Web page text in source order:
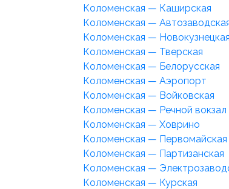
Коломенская — Каширская
Коломенская —
Коломенская — Новокузнецкая
Коломенская — Тверская
Коломенская — Белорусская
Коломенская — Аэропорт
Коломенская — Войковская
Коломенская — Речной вокзал
Коломенская — Ховрино
Коломенская — Первомайская
Коломенская — Партизанская
Коломенская —
Коломенская — Курская